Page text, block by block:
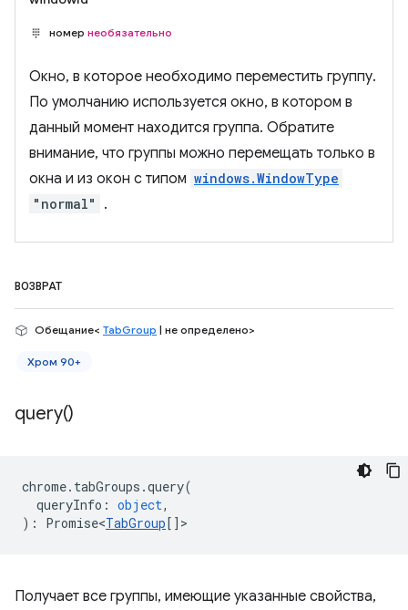
номер необязательно
Окно, в которое необходимо переместить группу.
По умолчанию используется окно, в котором в
данный момент находится группа. Обратите
внимание, что группы можно перемещать только в
окна и из окон с типом windows.WindowType
"normal"
.
ВОЗВРАТ
Обещание< TabGroup | не определено>
Хром 90+
query()
chrome. tabGroups .query(
queryInfo : object,
) : Promise<TabGroup[] >
Получает все группы, имеющие указанные свойства,